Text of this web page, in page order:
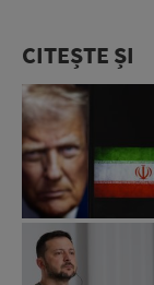
CITEȘTE ȘI